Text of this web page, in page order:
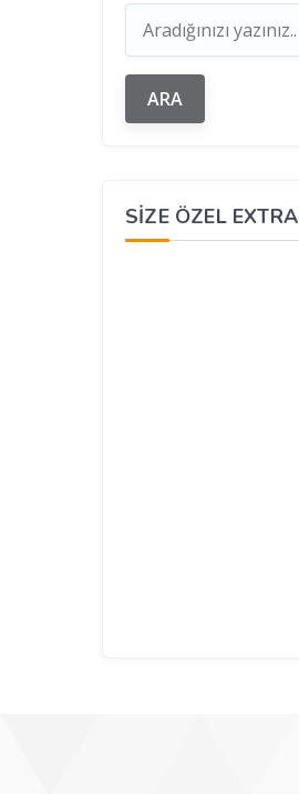
SIZE ÖZEL EXTRA